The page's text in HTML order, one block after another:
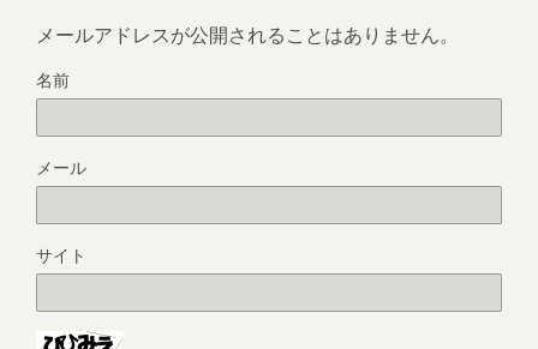
メールアドレスが公開されることはありません。
名前
メール
サイト